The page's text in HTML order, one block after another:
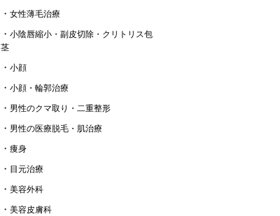
女性薄毛治療
小陰唇縮小・副皮切除・クリトリス包
茎
小顔
小顔・輪郭治療
男性のクマ取り・二重整形
男性の医療脱毛・肌治療
痩身
目元治療
美容外科
美容皮膚科